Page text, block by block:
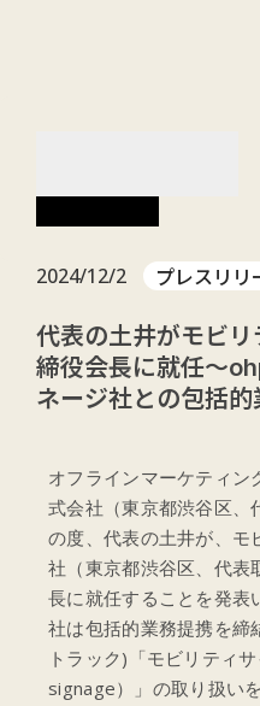
2024/12/2 プレスリリ
代表の土井がモビ
締役会長に就任〜
ネージ社との包括
オフラインマーケティ
式会社（東京都渋谷区、
の度、代表の土井が、モ
社（東京都渋谷区、代表
長に就任することを発表
社は包括的業務提携を締
トラック)「モビリティ
signage）」の取り扱い